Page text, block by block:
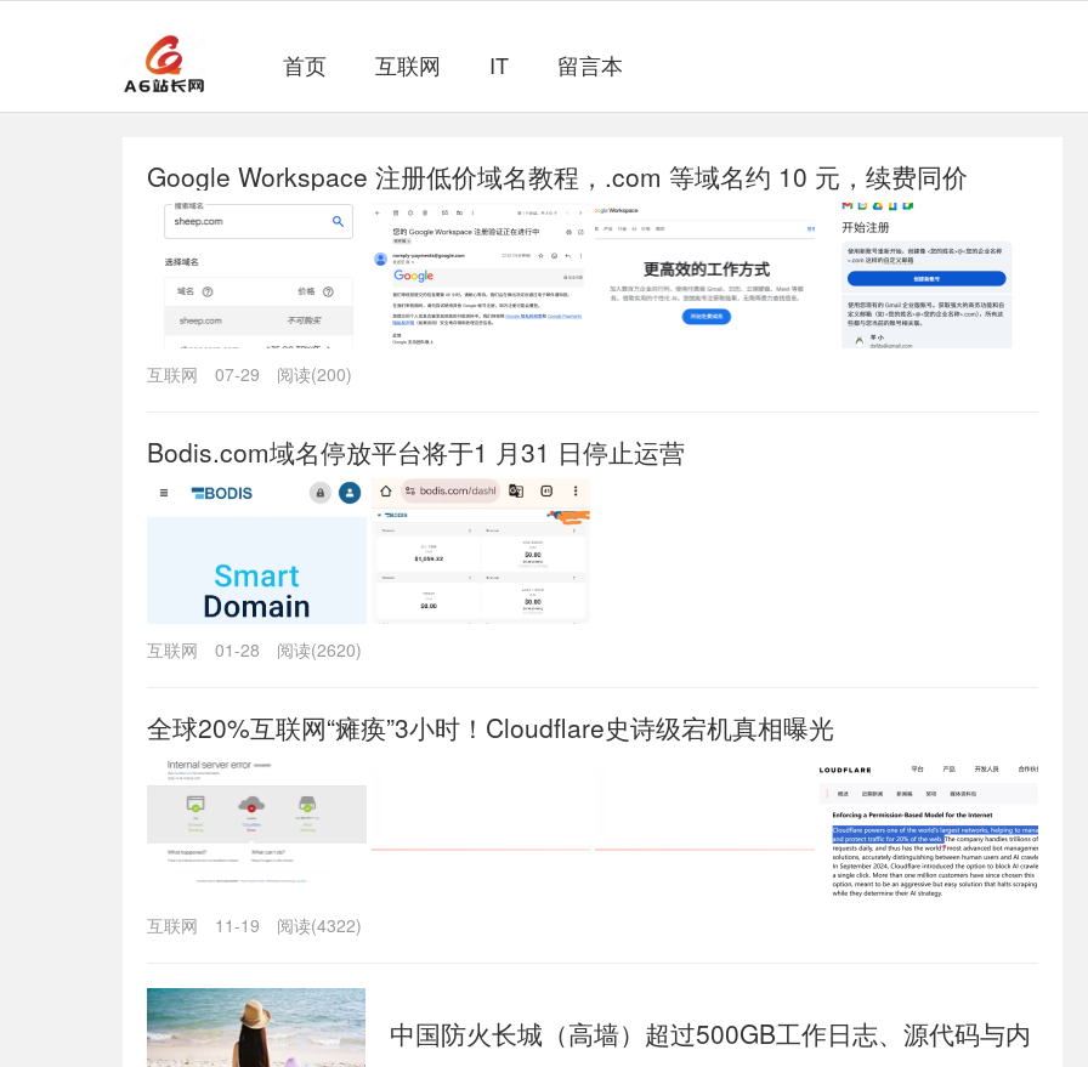
首页 互联网 IT 留言本
Google Workspace 注册低价域名教程，.com 等域名约 10 元，续费同价
互联网 07-29 阅读(200)
Bodis.com域名停放平台将于1 月31 日停止运营
互联网 01-28 阅读(2620)
全球20%互联网“瘫痪”3小时！Cloudflare史诗级宕机真相曝光
互联网 11-19 阅读(4322)
中国防火长城（高墙）超过500GB工作日志、源代码与内